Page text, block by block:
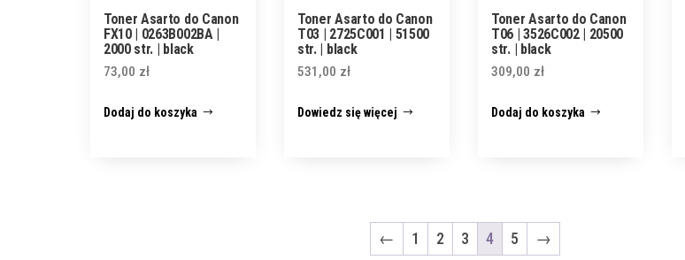
Toner Asarto do Canon
FX10 | 0263B002BA |
2000 str. | black
73,00 zł
Dodaj do koszyka
Toner Asarto do Canon
T03 | 2725C001 | 51500
str. | black
531,00 zł
Dowiedz się więcej
Toner Asarto do Canon
T06 | 3526C002 | 20500
str. | black
309,00 zł
Dodaj do koszyka
← 1 2 3 4 5 →